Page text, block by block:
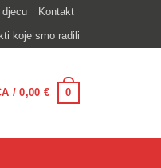
djecu
Kontakt
koje smo radili
/0,00 € 0